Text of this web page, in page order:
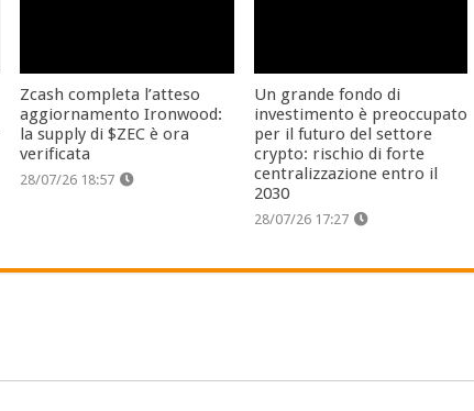
Zcash completa l’atteso
aggiornamento Ironwood:
la supply di $ZEC è ora
verificata
28/07/26 18:57
Un grande fondo di
investimento è preoccupato
per il futuro del settore
crypto: rischio di forte
centralizzazione entro il
2030
28/07/26 17:27